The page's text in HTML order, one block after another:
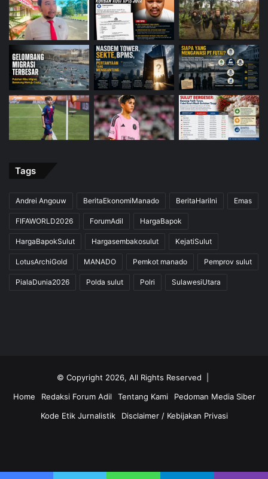
Tags
Andrei Angouw BeritaEkonomiManado BeritaHariIni Emas
FIFAWORLD2026 ForumAdil HargaBapok
HargaBapokSulut Hargasembakosulut KejatiSulut
LotusArchiGold MANADO Pemkot manado Pemprov sulut
PialaDunia2026 Polda sulut Polri SulawesiUtara
© Copyright 2026, All Rights Reserved |
Home
Redaksi Forum Adil Tentang Kami
Pedoman Media Siber
Kode Etik Jurnalistik
Disclaimer / Kebijakan Privasi